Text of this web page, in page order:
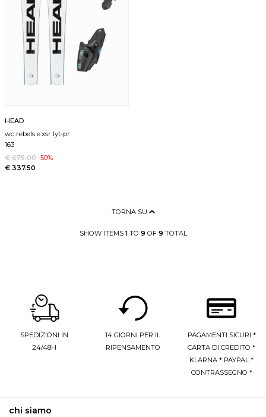
HEAD
wc rebels e.xsr lyt-pr
163
€ 675.00 -50%
€ 337.50
TORNA SU
SHOW ITEMS 1TO 9 OF 9 TOTAL
SPEDIZIONI IN
24/48H
14 GIORNI PER IL
RIPENSAMENTO
PAGAMENTI SICURI *
CARTA DI CREDITO *
KLARNA * PAYPAL *
CONTRASSEGNO *
chi siamo